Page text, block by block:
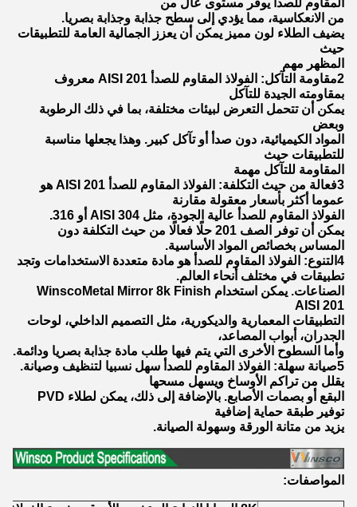
من الانعكاسية، مما يؤدي إلى سطح جذابة وجذابة بصريا.
يضيف الطلاء لون مميز يمكن أن يعزز الجمالية العامة للتطبيقات
حيث
المظهر مهم
2مقاومة التآكل: الفولاذ المقاوم للصدأ AISI 201 معروف
بمقاومته الجيدة للتآكل
يمكن أن تتحمل التعرض لبيئات مختلفة، بما في ذلك الرطوبة
وبعض
المواد الكيميائية، دون صدأ أو تآكل كبير. وهذا يجعلها مناسبة
للتطبيقات حيث
المقاومة للتآكل مهمة
3فعالة من حيث التكلفة: الفولاذ المقاوم للصدأ AISI 201 هو
عموما أكثر بأسعار معقولة مقارنة
الفولاذ المقاوم للصدأ عالية الجودة، مثل AISI 304 أو 316.
يمكن أن توفر الصف 201 حلًا فعالًا من حيث التكلفة دون
المساس بخصائص المواد الأساسية.
4التنوع: الفولاذ المقاوم للصدأ هو مادة متعددة الاستخدامات وتجد
تطبيقات في مختلف أنحاء العالم.
الصناعات. يمكن استخدام WinscoMetal Mirror 8k Finish
AISI 201
التطبيقات المعمارية والديكورية، مثل التصميم الداخلي، لوحات
الجدران، أبواب المصاعد،
وأما السطوح الأخرى التي يتم فيها طلب مادة جذابة بصريا ودائمة.
5صيانة سهلة: الفولاذ المقاوم للصدأ سهل نسبيا لتنظيف وصيانة.
يقلل من تراكم الأوساخ ويسهل مسحها
البقع أو بصمات الأصابع. بالإضافة إلى ذلك، يمكن لطلاء PVD
توفير طبقة حماية إضافية
يزيد من متانة الورقة وسهولة الصيانة.
المواصفات: